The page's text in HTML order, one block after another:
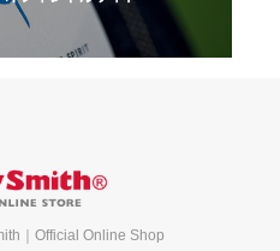
｜Official Online Shop